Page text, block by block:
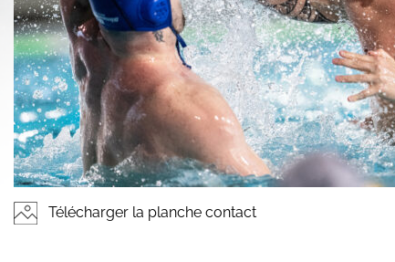
Télécharger la planche contact